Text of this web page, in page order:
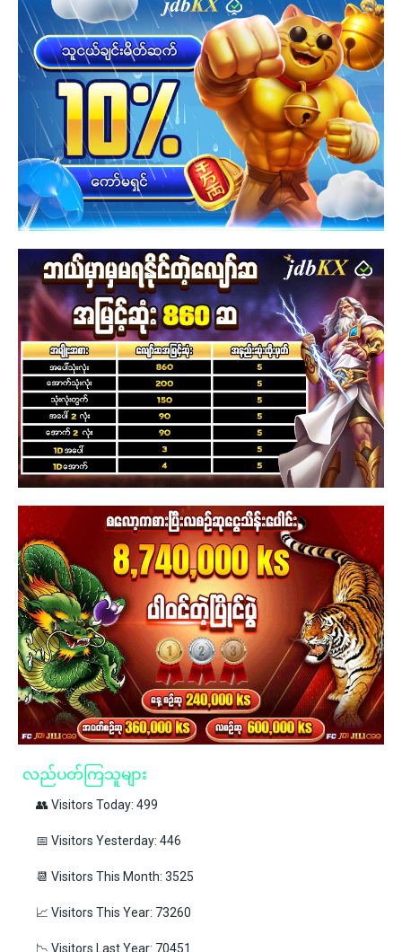
လည်ပတ်ကြသူများ
👥 Visitors Today: 499
📅 Visitors Yesterday: 446
📆 Visitors This Month: 3525
📈 Visitors This Year: 73260
📉 Visitors Last Year: 70451